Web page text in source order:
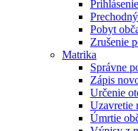
Pobyt
Zrušenie
Matrika
Správne
Zápis
Určenie
Uzavretie
Úmrtie